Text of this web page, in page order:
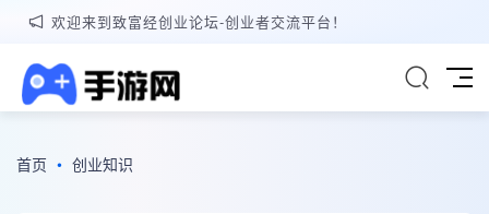
欢迎来到致富经创业论坛-创业者交流平台！
首页 • 创业知识